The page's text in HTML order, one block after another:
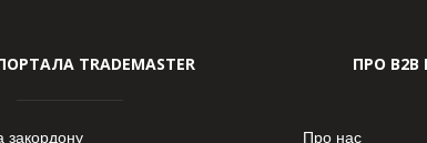
TRADEMASTER
закордону
ПРО В2В
Про нас